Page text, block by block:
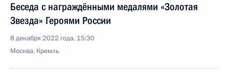
Беседа с награждёнными медалями «Золотая
Звезда» Героями России
8 декабря 2022 года, 15:30
Москва, Кремль